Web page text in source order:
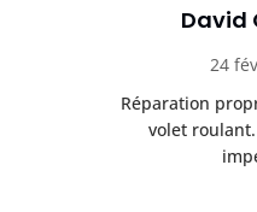
David
24
Réparation
volet